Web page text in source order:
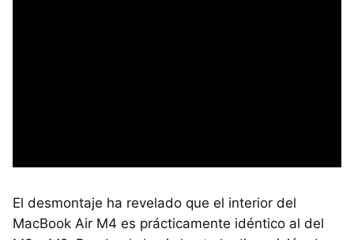
El desmontaje ha revelado que el interior del
MacBook Air M4 es prácticamente idéntico al del